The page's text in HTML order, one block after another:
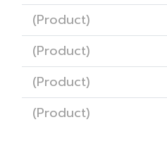
(Product)
(Product)
(Product)
(Product)